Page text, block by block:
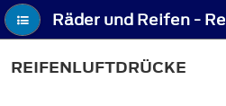
REIFENLUFTDRÜCKE